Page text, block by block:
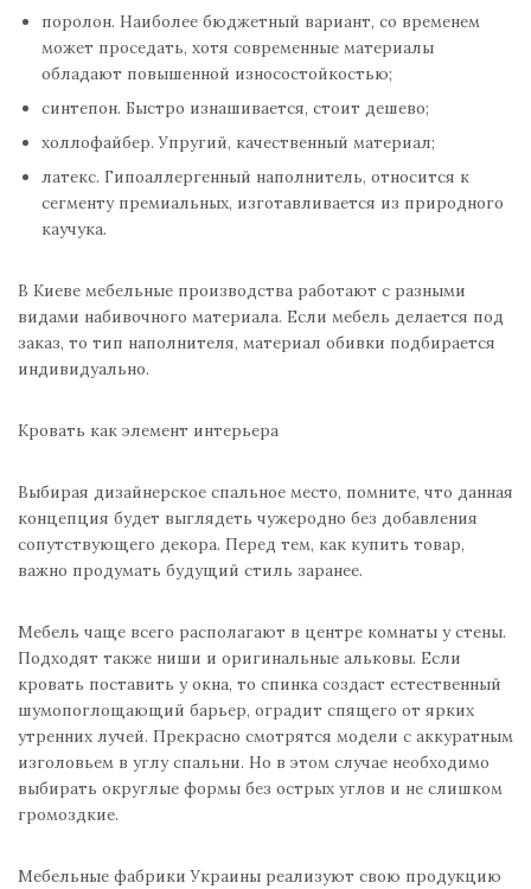
поролон. Наиболее бюджетный вариант, со временем
может проседать, хотя современные материалы
обладают повышенной износостойкостью;
синтепон. Быстро изнашивается, стоит дешево;
холлофайбер. Упругий, качественный материал;
латекс. Гипоаллергенный наполнитель, относится к
сегменту премиальных, изготавливается из природного
каучука.
В Киеве мебельные производства работают с разными
видами набивочного материала. Если мебель делается под
заказ, то тип наполнителя, материал обивки подбирается
индивидуально.
Кровать как элемент интерьера
Выбирая дизайнерское спальное место, помните, что данная
концепция будет выглядеть чужеродно без добавления
сопутствующего декора. Перед тем, как купить товар,
важно продумать будущий стиль заранее.
Мебель чаще всего располагают в центре комнаты у стены.
Подходят также ниши и оригинальные альковы. Если
кровать поставить у окна, то спинка создаст естественный
шумопоглощающий барьер, оградит спящего от ярких
утренних лучей. Прекрасно смотрятся модели с аккуратным
изголовьем в углу спальни. Но в этом случае необходимо
выбирать округлые формы без острых углов и не слишком
громоздкие.
Мебельные фабрики Украины реализуют свою продукцию